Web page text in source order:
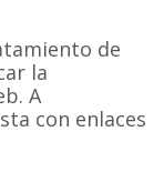
de
la
A
con enlaces